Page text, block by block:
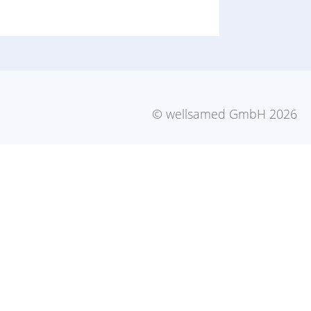
© wellsamed GmbH 2026